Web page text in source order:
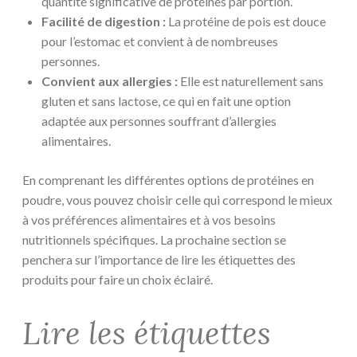
Facilité de digestion : La protéine de pois est douce
pour l’estomac et convient à de nombreuses
personnes.
Convient aux allergies : Elle est naturellement sans
gluten et sans lactose, ce qui en fait une option
adaptée aux personnes souffrant d’allergies
alimentaires.
En comprenant les différentes options de protéines en
poudre, vous pouvez choisir celle qui correspond le mieux
à vos préférences alimentaires et à vos besoins
nutritionnels spécifiques. La prochaine section se
penchera sur l’importance de lire les étiquettes des
produits pour faire un choix éclairé.
Lire les étiquettes